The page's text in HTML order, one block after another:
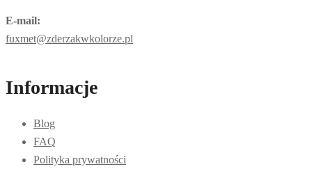
E-mail:
fuxmet@zderzakwkolorze.pl
Informacje
Blog
FAQ
Polityka prywatności